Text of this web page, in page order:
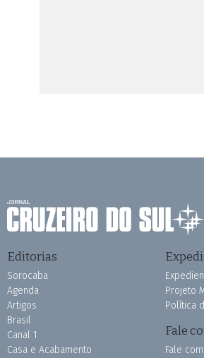
Editorias
Sorocaba
Agenda
Artigos
Brasil
Canal 1
Casa e Acabamento
Projeto
Política
Fale
Fale